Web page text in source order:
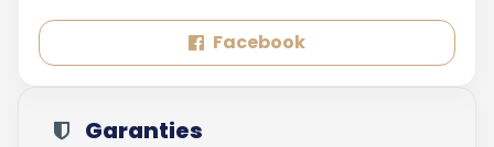
Facebook
Garanties